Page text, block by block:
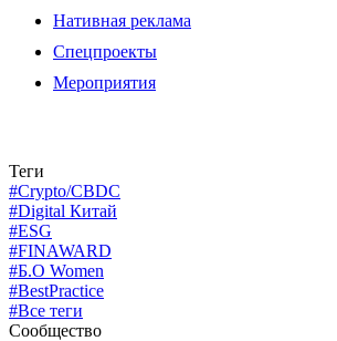
Нативная реклама
Спецпроекты
Мероприятия
Теги
#Crypto/CBDC
#Digital Китай
#ESG
#FINAWARD
#Б.О Women
#BestPractice
#Все теги
Сообщество